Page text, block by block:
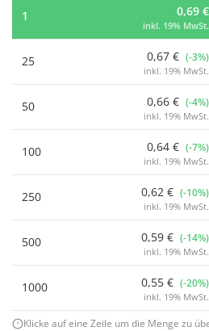
1 0,69 €
inkl. 19% MwSt.
25 0,67 € (-3%)
inkl. 19% MwSt.
50 0,66 € (-4%)
inkl. 19% MwSt.
100 0,64 € (-7%)
inkl. 19% MwSt.
250 0,62 € (-10%)
inkl. 19% MwSt.
500 0,59 € (-14%)
inkl. 19% MwSt.
1000 0,55 € (-20%)
inkl. 19% MwSt.
Klicke auf eine Zeile um die Menge zu